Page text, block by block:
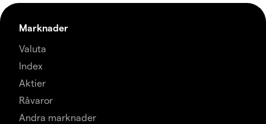
Marknader
Valuta
Index
Aktier
Råvaror
Andra marknader